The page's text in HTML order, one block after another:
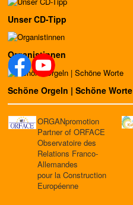
Unser CD-Tipp
Organistinnen
Schöne Orgeln | Schöne Worte
ORGANpromotion
Partner of ORFACE
Observatoire des
Relations Franco-
Allemandes
pour la Construction
Européenne